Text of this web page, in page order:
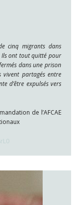
cinq migrants dans
Ils ont tout quitté pour
dans une prison
partagés entre
d’être expulsés vers
de l’AFCAE